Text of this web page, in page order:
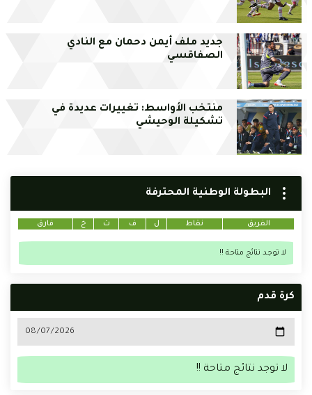
جديد ملف أيمن دحمان مع النادي
الصفاقسي
منتخب الأواسط: تغييرات عديدة في
تشكيلة الوحيشي
البطولة الوطنية المحترفة
الفريق نقاط ل ف ت خ فارق
لا توجد نتائج متاحة !!
كرة قدم
لا توجد نتائج متاحة !!